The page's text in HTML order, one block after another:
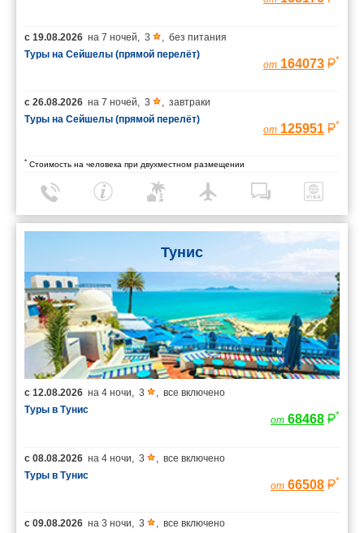
с 19.08.2026 на 7 ночей 3
без питания
Туры на Сейшелы (прямой перелёт)
от 164073 *
с 26.08.2026 на 7 ночей 3
завтраки
Туры на Сейшелы (прямой перелёт)
от 125951 *
* Стоимость на человека при двухместном размещении
Тунис
с 12.08.2026 на 4 ночи, 3 , все включено
Туры в Тунис
от 68468 *
с 08.08.2026 на 4 ночи, 3 , все включено
Туры в Тунис
от 66508 *
с 09.08.2026 на 3 ночи, 3 , все включено